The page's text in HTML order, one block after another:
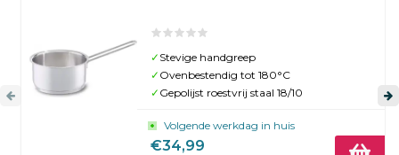
✓ Stevige handgreep
✓ Ovenbestendig tot 180°C
✓ Gepolijst roestvrij staal 18/10
Volgende werkdag in huis
€34,99